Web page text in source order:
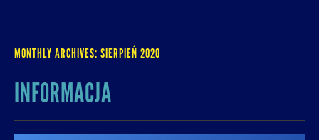
MONTHLY ARCHIVES: SIERPIEŃ 2020
INFORMACJA